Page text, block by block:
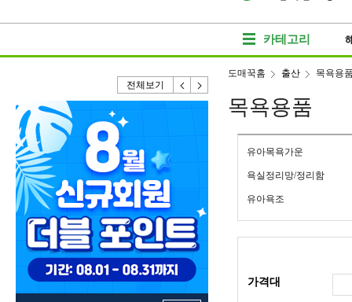
카테고리
전체보기
도매꾹홈 출산 목욕용
목욕용품
유아목욕가운
욕실정리망/정리함
유아욕조
가격대